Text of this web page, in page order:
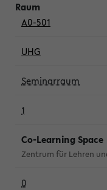
A0-501
UHG
Seminarraum
1
Co-Learning Space
Zentrum für Lehren
0